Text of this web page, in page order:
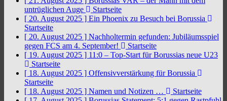
untrüglichen Auge
Startseite
[ 20. August 2025 ] Ein Phoenix zu Besuch bei Borussia
Startseite
[ 20. August 2025 ] Nachholtermin gefunden: Jubiläumsspiel
gegen FCS am 4. September!
Startseite
[ 19. August 2025 ] 11:0 – Top-Start für Borussias neue U23
Startseite
[ 18. August 2025 ] Offensivverstärkung für Borussia
Startseite
[ 18. August 2025 ] Namen und Notizen …
Startseite